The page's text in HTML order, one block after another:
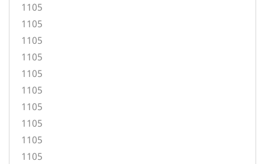
1105
1105
1105
1105
1105
1105
1105
1105
1105
1105